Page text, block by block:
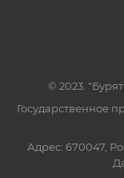
© 2023.
Государственное
Адрес: 670047,